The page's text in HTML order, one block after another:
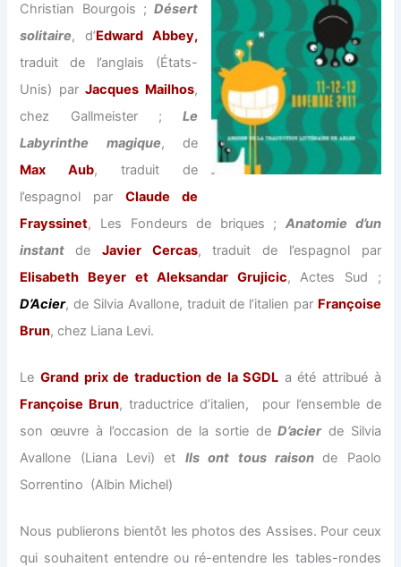
Christian Bourgois ; Désert
solitaire, d’Edward Abbey,
traduit de l’anglais (États-
Unis) parJacques Mailhos,
chez Gallmeister ; Le
Labyrinthe magique, de
Max Aub, traduit de
l’espagnol parClaude de
Frayssinet, Les Fondeurs de briques ; Anatomie d’un
instantde Javier Cercas, traduit de l’espagnol par
Elisabeth Beyer et Aleksandar Grujicic, Actes Sud ;
D’Acier, de Silvia Avallone, traduit de l’italien par Françoise
Brun, chez Liana Levi.
LeGrand prix de traduction de la SGDL a été attribué à
Françoise Brun, traductrice d’italien, pour l’ensemble de
son œuvre à l’occasion de la sortie deD’acierde Silvia
Avallone (Liana Levi) et Ils ont tous raisonde Paolo
Sorrentino (Albin Michel)
Nous publierons bientôt les photos des Assises. Pour ceux
qui souhaitent entendre ou ré-entendre les tables-rondes